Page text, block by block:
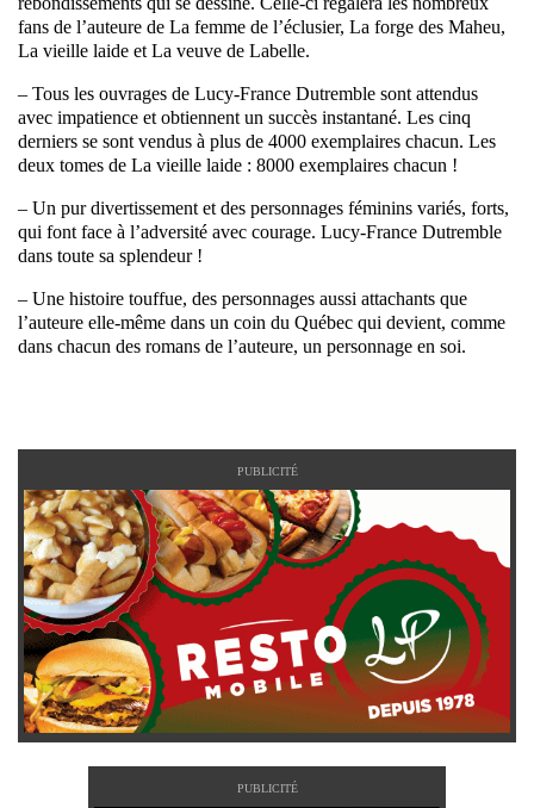
fans de l’auteure de La femme de l’éclusier, La forge des Maheu,
La vieille laide et La veuve de Labelle.
– Tous les ouvrages de Lucy-France Dutremble sont attendus
avec impatience et obtiennent un succès instantané. Les cinq
derniers se sont vendus à plus de 4000 exemplaires chacun. Les
deux tomes de La vieille laide : 8000 exemplaires chacun !
– Un pur divertissement et des personnages féminins variés, forts,
qui font face à l’adversité avec courage. Lucy-France Dutremble
dans toute sa splendeur !
– Une histoire touffue, des personnages aussi attachants que
l’auteure elle-même dans un coin du Québec qui devient, comme
dans chacun des romans de l’auteure, un personnage en soi.
PUBLICITÉ
PUBLICITÉ